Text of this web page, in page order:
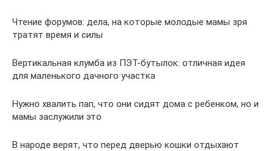
Чтение форумов: дела, на которые молодые мамы зря
тратят время и силы
Вертикальная клумба из ПЭТ-бутылок: отличная идея
для маленького дачного участка
Нужно хвалить пап, что они сидят дома с ребенком, но и
мамы заслужили это
В народе верят, что перед дверью кошки отдыхают